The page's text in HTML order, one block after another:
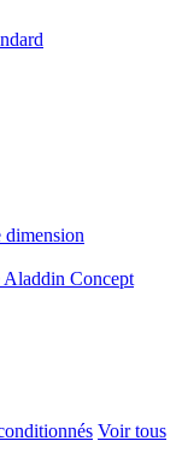
dimension
Concept
Voir tous